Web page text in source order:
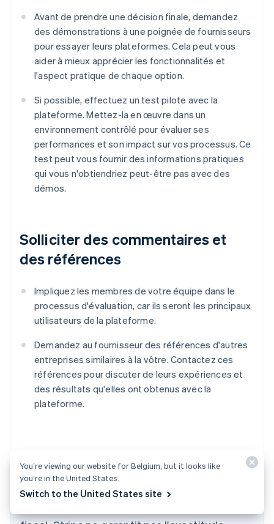
Avant de prendre une décision finale, demandez
des démonstrations à une poignée de fournisseurs
pour essayer leurs plateformes. Cela peut vous
aider à mieux apprécier les fonctionnalités et
l'aspect pratique de chaque option.
Si possible, effectuez un test pilote avec la
plateforme. Mettez-la en œuvre dans un
environnement contrôlé pour évaluer ses
performances et son impact sur vos processus. Ce
test peut vous fournir des informations pratiques
qui vous n'obtiendriez peut-être pas avec des
démos.
Solliciter des commentaires et
des références
Impliquez les membres de votre équipe dans le
processus d'évaluation, car ils seront les principaux
utilisateurs de la plateforme.
Demandez au fournisseur des références d'autres
entreprises similaires à la vôtre. Contactez ces
références pour discuter de leurs expériences et
des résultats qu'elles ont obtenus avec la
plateforme.
Le contenu de cet article est fourni à des fins
informatives et pédagogiques uniquement. Il
Allemagne
Australie
You’re viewing our website for Belgium, but it looks like
you’re in the United States.
Switch to the United States site